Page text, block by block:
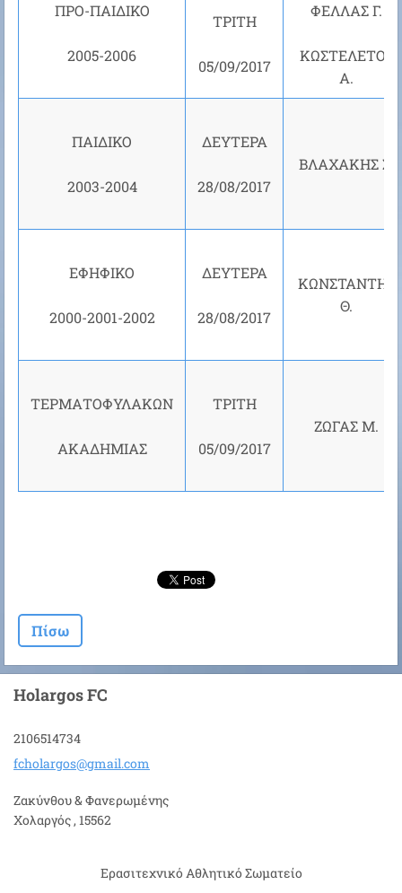
ΠΡΟ-ΠΑΙΔΙΚΟ
2005-2006
ΤΡΙΤΗ
05/09/2017
ΦΕΛΛΑΣ Γ.
ΚΩΣΤΕΛΕΤΟΣ
Α.
ΠΑΙΔΙΚΟ
2003-2004
ΔΕΥΤΕΡΑ
28/08/2017
ΒΛΑΧΑΚΗΣ Σ.
ΕΦΗΦΙΚΟ
2000-2001-2002
ΔΕΥΤΕΡΑ
28/08/2017
ΚΩΝΣΤΑΝΤΗΣ
Θ.
ΤΕΡΜΑΤΟΦΥΛΑΚΩΝ
ΑΚΑΔΗΜΙΑΣ
ΤΡΙΤΗ
05/09/2017
ΖΩΓΑΣ Μ.
Πίσω
Holargos FC
2106514734
fcholargos@gmail.com
Ζακύνθου & Φανερωμένης
Χολαργός , 15562
Ερασιτεχνικό Αθλητικό Σωματείο